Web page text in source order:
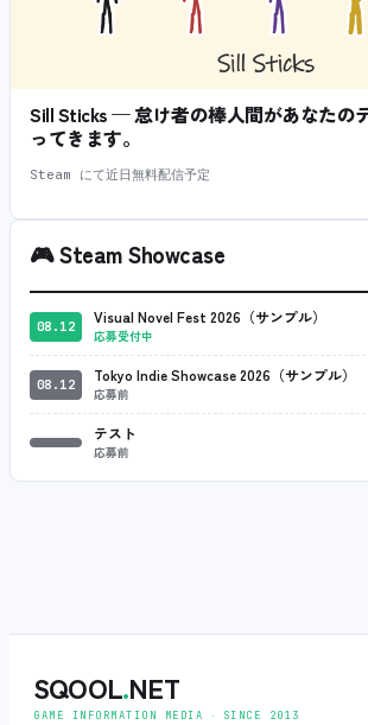
Sill Sticks — 怠け者の棒人間があなたの
ってきます。
Steam にて近日無料配信予定
🎮Steam Showcase
08.12 Visual Novel Fest 2026（サンプル）
応募受付中
08.12 Tokyo Indie Showcase 2026（サンプル）
応募前
テスト
応募前
SQOOL.NET
GAME INFORMATION MEDIA ‧ SINCE 2013